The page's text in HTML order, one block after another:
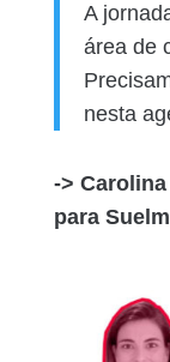
A
área de
nesta
->
para